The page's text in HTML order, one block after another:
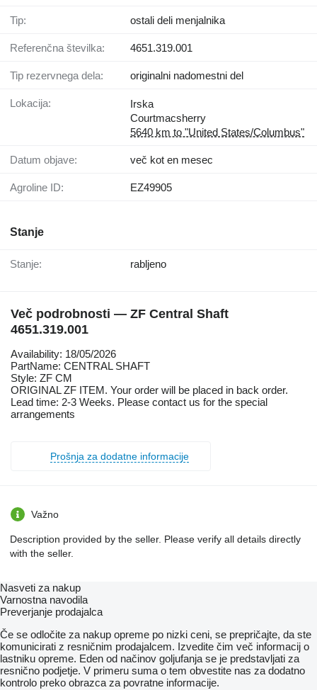
Tip: ostali deli menjalnika
Referenčna številka: 4651.319.001
Tip rezervnega dela: originalni nadomestni del
Lokacija:
Irska
Courtmacsherry
5640 km to "United States/Columbus"
Datum objave: več kot en mesec
Agroline ID: EZ49905
Stanje
Stanje: rabljeno
Več podrobnosti — ZF Central Shaft
4651.319.001
Availability: 18/05/2026
PartName: CENTRAL SHAFT
Style: ZF CM
ORIGINAL ZF ITEM. Your order will be placed in back order.
Lead time: 2-3 Weeks. Please contact us for the special
arrangements
Prošnja za dodatne informacije
Važno
Description provided by the seller. Please verify all details directly
with the seller.
Nasveti za nakup
Varnostna navodila
Preverjanje prodajalca
Če se odločite za nakup opreme po nizki ceni, se prepričajte, da ste
komunicirati z resničnim prodajalcem. Izvedite čim več informacij o
lastniku opreme. Eden od načinov goljufanja se je predstavljati za
resnično podjetje. V primeru suma o tem obvestite nas za dodatno
kontrolo preko obrazca za povratne informacije.